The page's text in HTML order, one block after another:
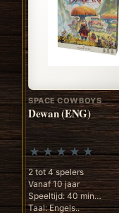
SPACE COWBOYS
Dewan (ENG)
2 tot 4 spelers
Vanaf 10 jaar
Speeltijd: 40 min
Taal: Engels..